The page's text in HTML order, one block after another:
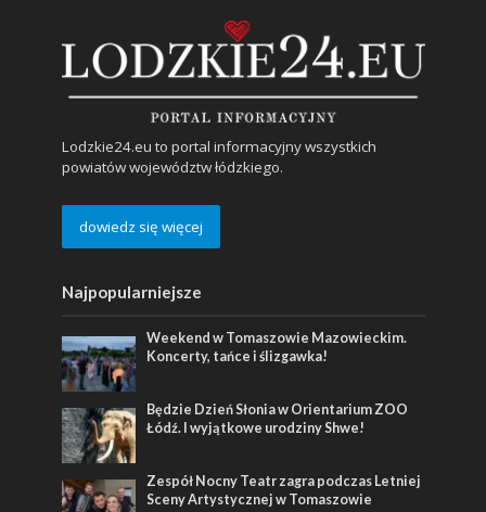
Lodzkie24.eu to portal informacyjny wszystkich
powiatów województw łódzkiego.
dowiedz się więcej
Najpopularniejsze
Weekend w Tomaszowie Mazowieckim.
Koncerty, tańce i ślizgawka!
Będzie Dzień Słonia w Orientarium ZOO
Łódź. I wyjątkowe urodziny Shwe!
Zespół Nocny Teatr zagra podczas Letniej
Sceny Artystycznej w Tomaszowie